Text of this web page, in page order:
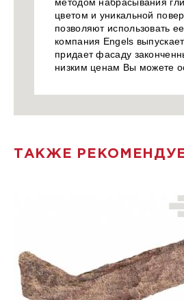
методом набрасывания
цветом и уникальной
позволяют использовать
компания Engels
придает фасаду
низким ценам Вы можете
ТАКЖЕ